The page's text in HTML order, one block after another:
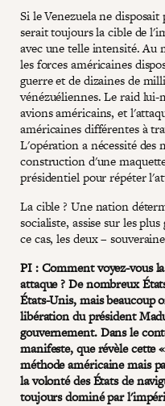
Si le Venezuela ne
serait toujours la cible de
avec une telle intensité. Au
les forces américaines
guerre et de dizaines de
vénézuéliennes. Le raid lui-
avions américains, et
américaines différentes à
L'opération a nécessité des
construction d'une
présidentiel pour répéter
La cible ? Une nation
socialiste, assise sur les
ce cas, les deux –
PI : Comment voyez-vous
attaque ? De nombreux
États-Unis, mais beaucoup
libération du président
gouvernement. Dans le
manifeste, que révèle cette
méthode américaine mais
la volonté des États de
toujours dominé par